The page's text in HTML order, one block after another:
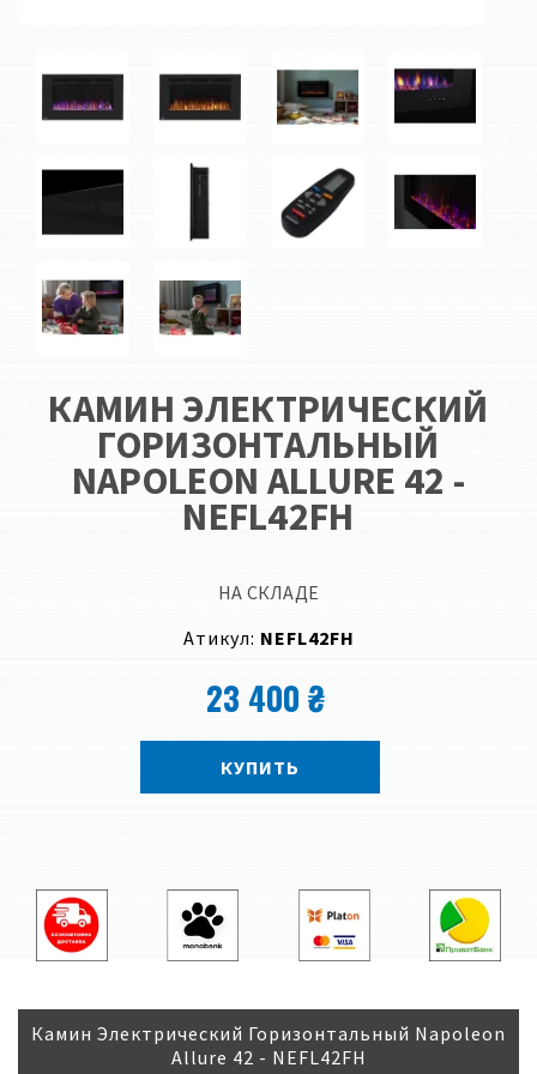
КАМИН ЭЛЕКТРИЧЕСКИЙ
ГОРИЗОНТАЛЬНЫЙ
NAPOLEON ALLURE 42 -
NEFL42FH
НА СКЛАДЕ
Атикул: NEFL42FH
23 400 ₴
КУПИТЬ
Камин Электрический Горизонтальный Napoleon
Allure 42 - NEFL42FH